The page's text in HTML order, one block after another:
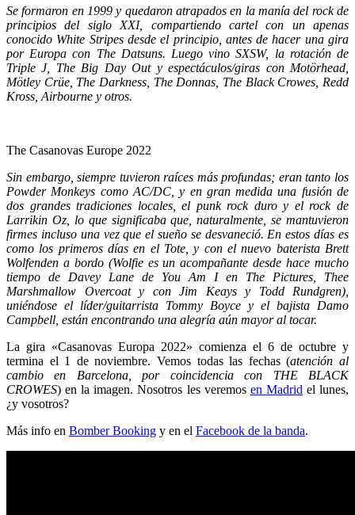
Se formaron en 1999 y quedaron atrapados en la manía del rock de
principios del siglo XXI, compartiendo cartel con un apenas
conocido White Stripes desde el principio, antes de hacer una gira
por Europa con The Datsuns. Luego vino SXSW, la rotación de
Triple J, The Big Day Out y espectáculos/giras con Motörhead,
Mötley Crüe, The Darkness, The Donnas, The Black Crowes, Redd
Kross, Airbourne y otros.
The Casanovas Europe 2022
Sin embargo, siempre tuvieron raíces más profundas; eran tanto los
Powder Monkeys como AC/DC, y en gran medida una fusión de
dos grandes tradiciones locales, el punk rock duro y el rock de
Larrikin Oz, lo que significaba que, naturalmente, se mantuvieron
firmes incluso una vez que el sueño se desvaneció. En estos días es
como los primeros días en el Tote, y con el nuevo baterista Brett
Wolfenden a bordo (Wolfie es un acompañante desde hace mucho
tiempo de Davey Lane de You Am I en The Pictures, Thee
Marshmallow Overcoat y con Jim Keays y Todd Rundgren),
uniéndose el líder/guitarrista Tommy Boyce y el bajista Damo
Campbell, están encontrando una alegría aún mayor al tocar.
La gira «Casanovas Europa 2022» comienza el 6 de octubre y
termina el 1 de noviembre. Vemos todas las fechas (atención al
cambio en Barcelona, por coincidencia con THE BLACK
CROWES) en la imagen. Nosotros les veremos en Madrid el lunes,
¿y vosotros?
Más info en Bomber Booking y en el Facebook de la banda.